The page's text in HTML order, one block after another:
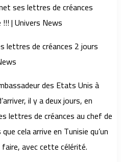
des Etats Unis à
il y a deux jours, en
lettres de créances au chef de
cela arrive en Tunisie qu’un
avec cette célérité.